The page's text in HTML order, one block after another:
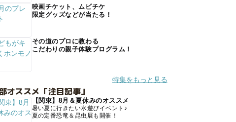
映画チケット、ムビチケ
限定グッズなどが当たる！
その道のプロに教わる
こだわりの親子体験プログラム！
特集をもっと見る
オススメ「注目記事」
【関東】8月＆夏休みのオススメ
暑い夏に行きたい水遊びイベント♪
夏の定番恐竜＆昆虫展も開催！